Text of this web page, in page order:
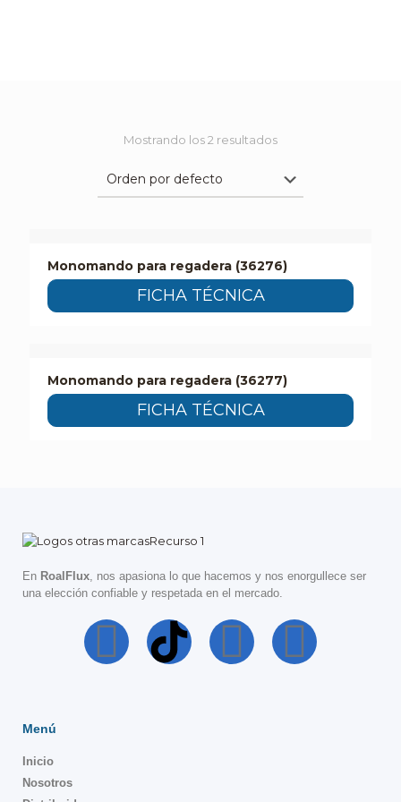
Mostrando los 2 resultados
Monomando para regadera (36276)
FICHA TÉCNICA
Monomando para regadera (36277)
FICHA TÉCNICA
En RoalFlux, nos apasiona lo que hacemos y nos enorgullece ser
una elección confiable y respetada en el mercado.
Menú
Inicio
Nosotros